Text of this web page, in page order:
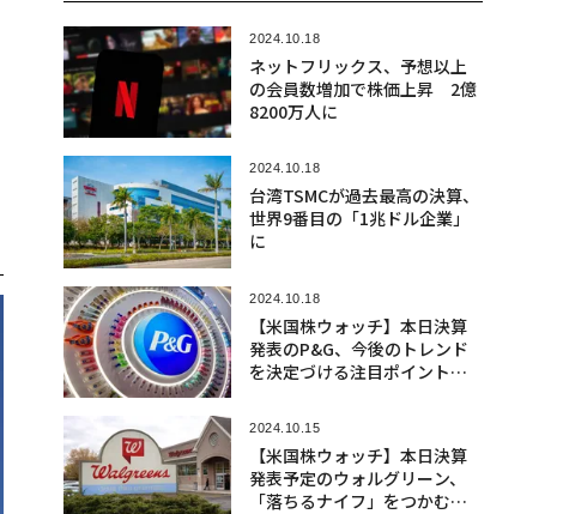
2024.10.18
ネットフリックス、予想以上
の会員数増加で株価上昇 2億
8200万人に
2024.10.18
台湾TSMCが過去最高の決算、
世界9番目の「1兆ドル企業」
に
2024.10.18
【米国株ウォッチ】本日決算
発表のP&G、今後のトレンド
を決定づける注目ポイント
2024.10.15
【米国株ウォッチ】本日決算
発表予定のウォルグリーン、
「落ちるナイフ」をつかむべ